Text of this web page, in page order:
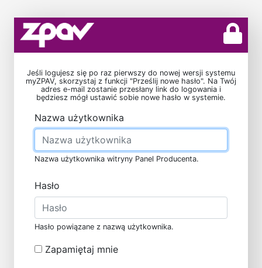
Jeśli logujesz się po raz pierwszy do nowej wersji systemu
myZPAV, skorzystaj z funkcji "Prześlij nowe hasło". Na Twój
adres e-mail zostanie przesłany link do logowania i
będziesz mógł ustawić sobie nowe hasło w systemie.
Nazwa użytkownika
Nazwa użytkownika witryny Panel Producenta.
Hasło
Hasło powiązane z nazwą użytkownika.
Zapamiętaj mnie